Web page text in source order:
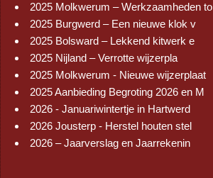
2025 Molkwerum – Werkzaamheden to
2025 Burgwerd – Een nieuwe klok v
2025 Bolsward – Lekkend kitwerk e
2025 Nijland – Verrotte wijzerpla
2025 Molkwerum - Nieuwe wijzerplaat
2025 Aanbieding Begroting 2026 en M
2026 - Januariwintertje in Hartwerd
2026 Jousterp - Herstel houten stel
2026 – Jaarverslag en Jaarrekenin